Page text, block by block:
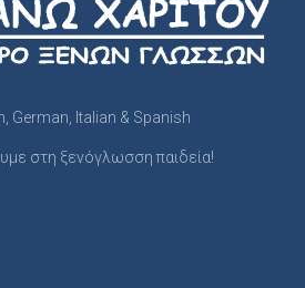
German, Italian & Spanish
στη ξενόγλωσση παιδεία!